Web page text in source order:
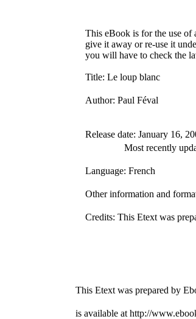
This eBook is for the use of
give it away or re-use it
you will have to check the
Title: Le loup blanc
Author: Paul Féval
Release date: January 16,
Most recently
Language: French
Other information and
Credits: This Etext was
This Etext was prepared by
is available at http://